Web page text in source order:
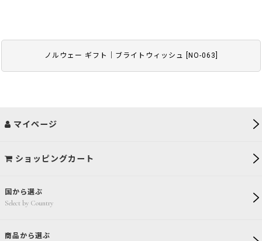
ノルウェー ギフト｜ブライトウィッシュ NO-063
国から選ぶ
Select by Country
商品から選ぶ
マイページ
ショッピングカート